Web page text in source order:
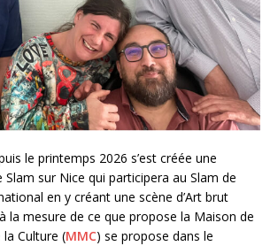
le printemps 2026 s’est créée une
Slam sur Nice qui participera au Slam de
en y créant une scène d’Art brut
la mesure de ce que propose la Maison de
Culture (MMC) se propose dans le